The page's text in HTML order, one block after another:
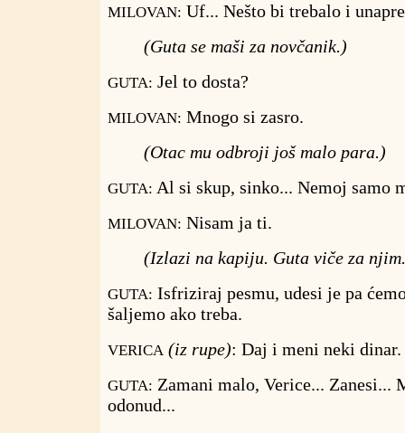
MILOVAN: Uf... Nešto bi trebalo i
(Guta se maši za novčanik.)
GUTA: Jel to dosta?
MILOVAN: Mnogo si zasro.
(Otac mu odbroji još malo para.)
GUTA: Al si skup, sinko... Nemoj samo
MILOVAN: Nisam ja ti.
(Izlazi na kapiju. Guta viče za
GUTA: Isfriziraj pesmu, udesi je pa
šaljemo ako treba.
VERICA (iz rupe): Daj i meni neki dinar.
GUTA: Zamani malo, Verice... Zanesi...
odonud...